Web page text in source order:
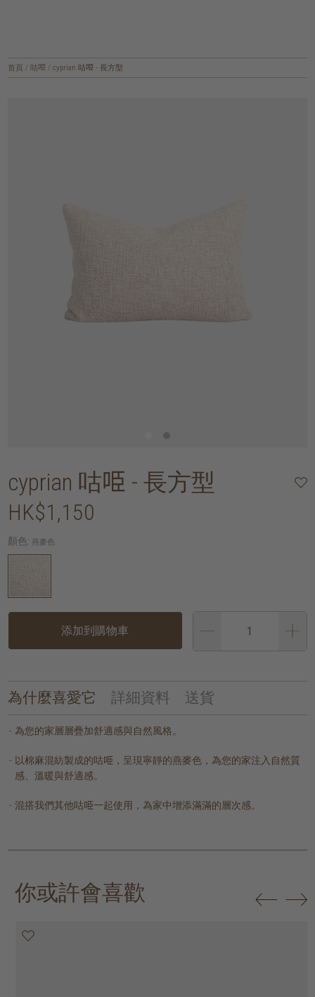
首頁 / 咕𠱸 / cyprian 咕𠱸 - 長方型
cyprian 咕𠱸 - 長方型
HK$1,150
顏色: 燕麥色
添加到購物車
為什麼喜愛它 詳細資料 送貨
為您的家層層疊加舒適感與自然風格。
以棉麻混紡製成的咕𠱸，呈現寧靜的燕麥色，為您的家注入自然質
感、溫暖與舒適感。
混搭我們其他咕𠱸一起使用，為家中增添滿滿的層次感。
你或許會喜歡